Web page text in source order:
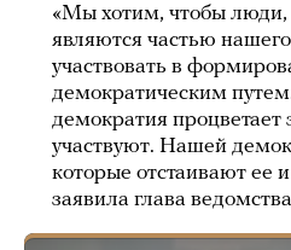
«Мы хотим, чтобы люди,
являются частью
участвовать в
демократическим
демократия процветает
участвуют. Нашей
которые отстаивают ее
заявила глава